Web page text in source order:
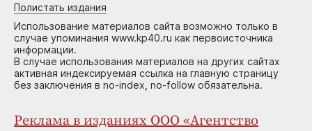
Полистать издания
Использование материалов сайта возможно только в
случае упоминания www.kp40.ru как первоисточника
информации.
В случае использования материалов на других сайтах
активная индексируемая ссылка на главную страницу
без заключения в no-index, no-follow обязательна.
Реклама в изданиях ООО «Агентство